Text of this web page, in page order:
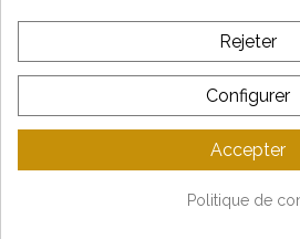
l'acceptez.
A PROPOS DE
SERVICE CLIENT
Gestion des
Rejeter
Configurer
Accepter
Politique de